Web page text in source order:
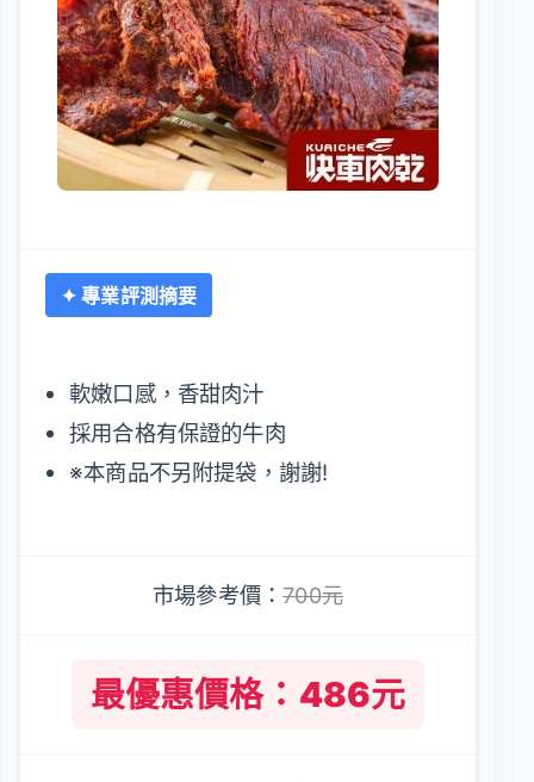
✦ 專業評測摘要
軟嫩口感，香甜肉汁
採用合格有保證的牛肉
※本商品不另附提袋，謝謝!
市場參考價：700元
最優惠價格：486元